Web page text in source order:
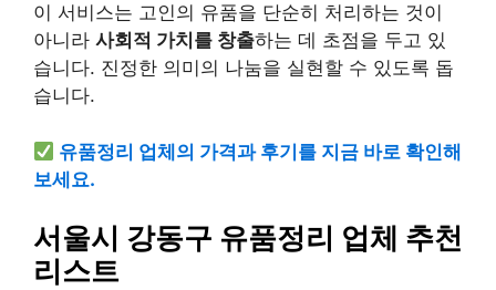
이 서비스는 고인의 유품을 단순히 처리하는 것이
아니라 사회적 가치를 창출하는 데 초점을 두고 있
습니다. 진정한 의미의 나눔을 실현할 수 있도록 돕
습니다.
유품정리 업체의 가격과 후기를 지금 바로 확인해
보세요.
서울시 강동구 유품정리 업체 추천
리스트